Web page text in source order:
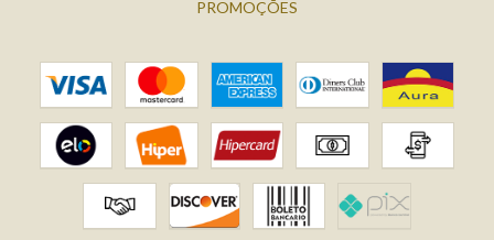
PROMOÇÕES